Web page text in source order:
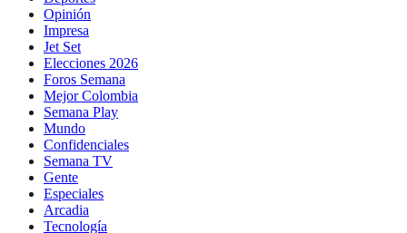
Opinión
Impresa
Jet Set
Elecciones 2026
Foros Semana
Mejor Colombia
Semana Play
Mundo
Confidenciales
Semana TV
Gente
Especiales
Arcadia
Tecnología